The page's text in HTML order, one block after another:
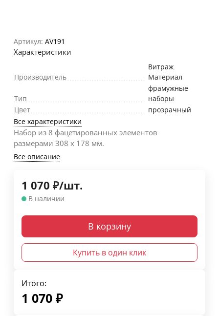
Артикул: AV191
Характеристики
Производитель
Витраж
Материал
Тип
фрамужные
наборы
Цвет
прозрачный
Все характеристики
Набор из 8 фацетированных элементов
размерами 308 х 178 мм.
Все описание
1 070 ₽/шт.
В наличии
В корзину
Купить в один клик
Итого:
1 070 ₽